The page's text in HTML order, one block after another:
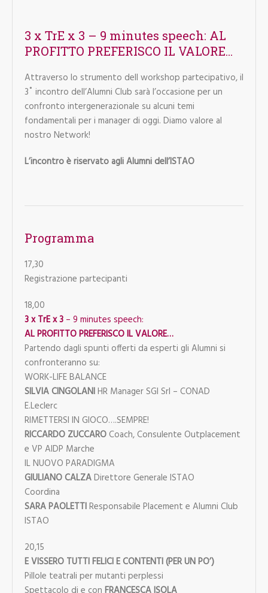
3 x TrE x 3 – 9 minutes speech: AL
PROFITTO PREFERISCO IL VALORE…
Attraverso lo strumento dell workshop partecipativo, il
3˚ incontro dell’Alumni Club sarà l’occasione per un
confronto intergenerazionale su alcuni temi
fondamentali per i manager di oggi. Diamo valore al
nostro Network!
L’incontro è riservato agli Alumni dell’ISTAO
Programma
17,30
Registrazione partecipanti
18,00
3 x TrE x 3– 9 minutes speech:
AL PROFITTO PREFERISCO IL VALORE…
Partendo dagli spunti offerti da esperti gli Alumni si
confronteranno su:
WORK-LIFE BALANCE
SILVIA CINGOLANIHR Manager SGI Srl – CONAD
E.Leclerc
RIMETTERSI IN GIOCO….SEMPRE!
RICCARDO ZUCCAROCoach, Consulente Outplacement
e VP AIDP Marche
IL NUOVO PARADIGMA
GIULIANO CALZADirettore Generale ISTAO
Coordina
SARA PAOLETTIResponsabile Placement e Alumni Club
ISTAO
20,15
E VISSERO TUTTI FELICI E CONTENTI (PER UN PO’)
Pillole teatrali per mutanti perplessi